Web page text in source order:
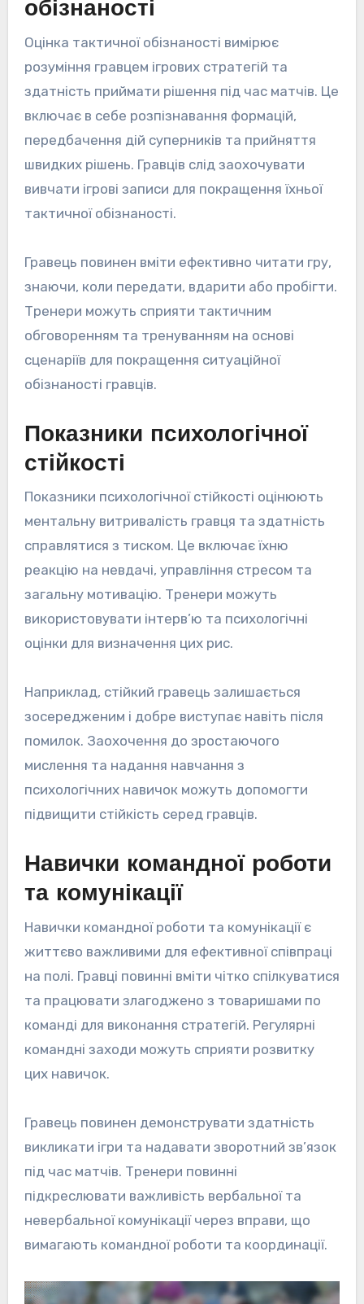
обізнаності
Оцінка тактичної обізнаності вимірює
розуміння гравцем ігрових стратегій та
здатність приймати рішення під час матчів. Це
включає в себе розпізнавання формацій,
передбачення дій суперників та прийняття
швидких рішень. Гравців слід заохочувати
вивчати ігрові записи для покращення їхньої
тактичної обізнаності.
Гравець повинен вміти ефективно читати гру,
знаючи, коли передати, вдарити або пробігти.
Тренери можуть сприяти тактичним
обговоренням та тренуванням на основі
сценаріїв для покращення ситуаційної
обізнаності гравців.
Показники психологічної
стійкості
Показники психологічної стійкості оцінюють
ментальну витривалість гравця та здатність
справлятися з тиском. Це включає їхню
реакцію на невдачі, управління стресом та
загальну мотивацію. Тренери можуть
використовувати інтерв’ю та психологічні
оцінки для визначення цих рис.
Наприклад, стійкий гравець залишається
зосередженим і добре виступає навіть після
помилок. Заохочення до зростаючого
мислення та надання навчання з
психологічних навичок можуть допомогти
підвищити стійкість серед гравців.
Навички командної роботи
та комунікації
Навички командної роботи та комунікації є
життєво важливими для ефективної співпраці
на полі. Гравці повинні вміти чітко спілкуватися
та працювати злагоджено з товаришами по
команді для виконання стратегій. Регулярні
командні заходи можуть сприяти розвитку
цих навичок.
Гравець повинен демонструвати здатність
викликати ігри та надавати зворотний зв’язок
під час матчів. Тренери повинні
підкреслювати важливість вербальної та
невербальної комунікації через вправи, що
вимагають командної роботи та координації.